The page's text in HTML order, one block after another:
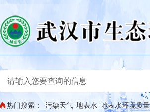
热门搜索： 污染天气 地表水 地表水环境质量